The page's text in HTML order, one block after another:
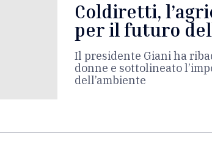
Coldiretti,
per il futuro
Il presidente Giani ha
donne e sottolineato
dell’ambiente